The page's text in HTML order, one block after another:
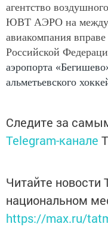
агентство
ЮВТ АЭРО на
авиакомпания
Российской
аэропорта
альметьевского
Следите за
Telegram-канале
Читайте новости
национальном
https://max.ru/